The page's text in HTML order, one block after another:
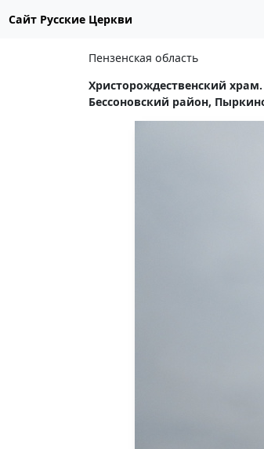
Сайт Русские Церкви
Пензенская область
Христорождественский храм.
Бессоновский район,